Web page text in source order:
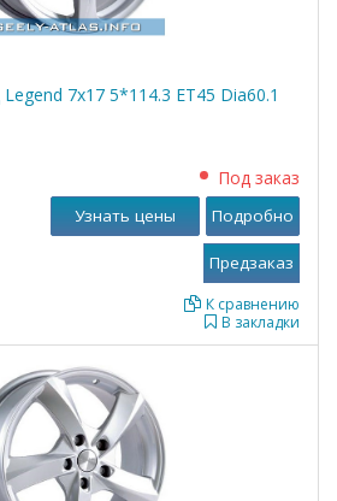
7x17 5*114.3 ET45 Dia60.1
Под заказ
В закладки
К сравнению
Узнать цены Подробно